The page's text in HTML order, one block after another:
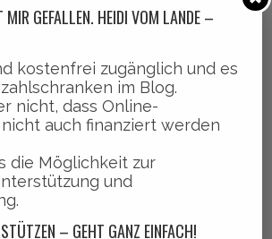
schweigen meistens
im Lande, weil sie den
den Urlaub verderben
nicht verlieren wollen.
mal ganz genau
erzählen sie, was in
MIR GEFALLEN. HEIDI VOM LANDE –
kostenfrei zugänglich und es
im Blog.
nicht, dass Online-
auch finanziert werden
die Möglichkeit zur
und
– GEHT GANZ EINFACH!